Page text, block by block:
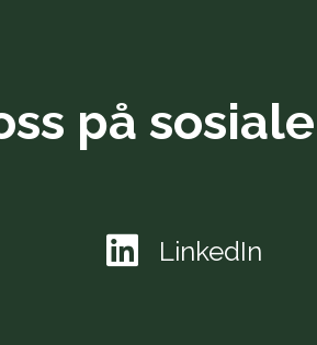
på
LinkedIn